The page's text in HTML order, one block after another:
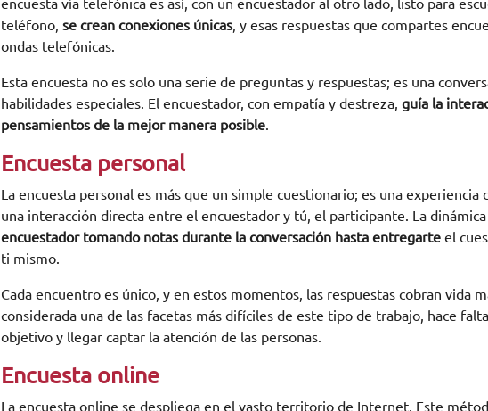
encuesta vía telefónica es así, con un encuestador al otro lado, listo para
teléfono, se crean conexiones únicas, y esas respuestas que compartes
ondas telefónicas.
Esta encuesta no es solo una serie de preguntas y respuestas; es una
habilidades especiales. El encuestador, con empatía y destreza, guía la
pensamientos de la mejor manera posible.
Encuesta personal
La encuesta personal es más que un simple cuestionario; es una experiencia
una interacción directa entre el encuestador y tú, el participante. La
encuestador tomando notas durante la conversación hasta entregarteel
ti mismo.
Cada encuentro es único, y en estos momentos, las respuestas cobran vida
considerada una de las facetas más difíciles de este tipo de trabajo, hace
objetivo y llegar captar la atención de las personas.
Encuesta online
La encuesta online se despliega en el vasto territorio de Internet. Este